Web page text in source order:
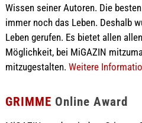
Wissen seiner Autoren. Die
immer noch das Leben. Deshalb
Leben gerufen. Es bietet allen
Möglichkeit, bei MiGAZIN
mitzugestalten. Weitere
GRIMME Online Award